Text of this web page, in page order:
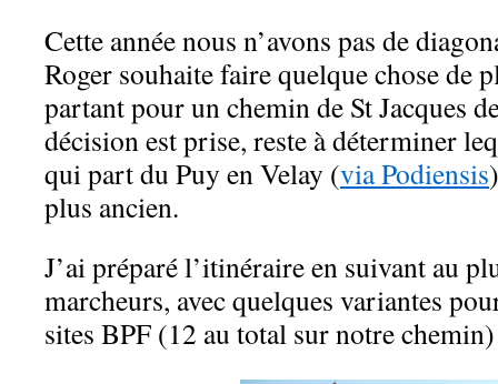
Cette année nous n’avons pas de
Roger souhaite faire quelque chose de
partant pour un chemin de St Jacques
décision est prise, reste à déterminer
qui part du Puy en Velay (via Podiensis
plus ancien.
J’ai préparé l’itinéraire en suivant au
marcheurs, avec quelques variantes
sites BPF (12 au total sur notre